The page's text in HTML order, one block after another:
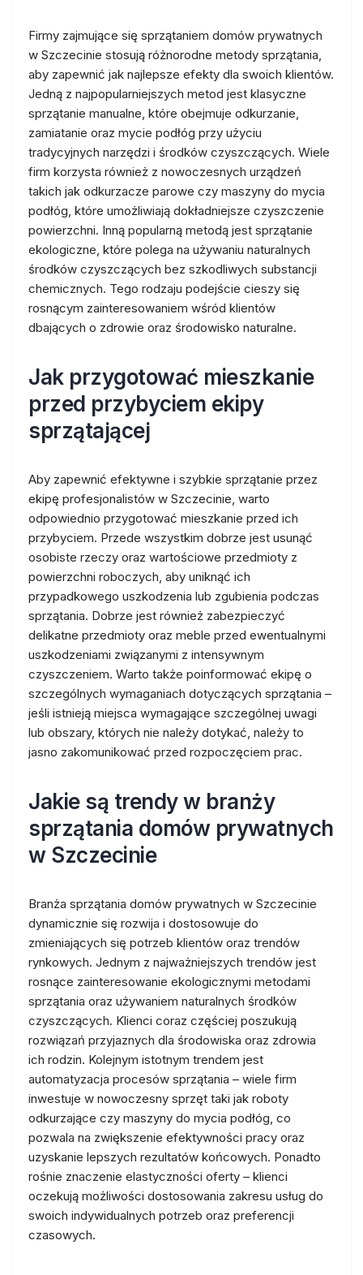
Firmy zajmujące się sprzątaniem domów prywatnych
w Szczecinie stosują różnorodne metody sprzątania,
aby zapewnić jak najlepsze efekty dla swoich klientów.
Jedną z najpopularniejszych metod jest klasyczne
sprzątanie manualne, które obejmuje odkurzanie,
zamiatanie oraz mycie podłóg przy użyciu
tradycyjnych narzędzi i środków czyszczących. Wiele
firm korzysta również z nowoczesnych urządzeń
takich jak odkurzacze parowe czy maszyny do mycia
podłóg, które umożliwiają dokładniejsze czyszczenie
powierzchni. Inną popularną metodą jest sprzątanie
ekologiczne, które polega na używaniu naturalnych
środków czyszczących bez szkodliwych substancji
chemicznych. Tego rodzaju podejście cieszy się
rosnącym zainteresowaniem wśród klientów
dbających o zdrowie oraz środowisko naturalne.
Jak przygotować mieszkanie
przed przybyciem ekipy
sprzątającej
Aby zapewnić efektywne i szybkie sprzątanie przez
ekipę profesjonalistów w Szczecinie, warto
odpowiednio przygotować mieszkanie przed ich
przybyciem. Przede wszystkim dobrze jest usunąć
osobiste rzeczy oraz wartościowe przedmioty z
powierzchni roboczych, aby uniknąć ich
przypadkowego uszkodzenia lub zgubienia podczas
sprzątania. Dobrze jest również zabezpieczyć
delikatne przedmioty oraz meble przed ewentualnymi
uszkodzeniami związanymi z intensywnym
czyszczeniem. Warto także poinformować ekipę o
szczególnych wymaganiach dotyczących sprzątania –
jeśli istnieją miejsca wymagające szczególnej uwagi
lub obszary, których nie należy dotykać, należy to
jasno zakomunikować przed rozpoczęciem prac.
Jakie są trendy w branży
sprzątania domów prywatnych
w Szczecinie
Branża sprzątania domów prywatnych w Szczecinie
dynamicznie się rozwija i dostosowuje do
zmieniających się potrzeb klientów oraz trendów
rynkowych. Jednym z najważniejszych trendów jest
rosnące zainteresowanie ekologicznymi metodami
sprzątania oraz używaniem naturalnych środków
czyszczących. Klienci coraz częściej poszukują
rozwiązań przyjaznych dla środowiska oraz zdrowia
ich rodzin. Kolejnym istotnym trendem jest
automatyzacja procesów sprzątania – wiele firm
inwestuje w nowoczesny sprzęt taki jak roboty
odkurzające czy maszyny do mycia podłóg, co
pozwala na zwiększenie efektywności pracy oraz
uzyskanie lepszych rezultatów końcowych. Ponadto
rośnie znaczenie elastyczności oferty – klienci
oczekują możliwości dostosowania zakresu usług do
swoich indywidualnych potrzeb oraz preferencji
czasowych.